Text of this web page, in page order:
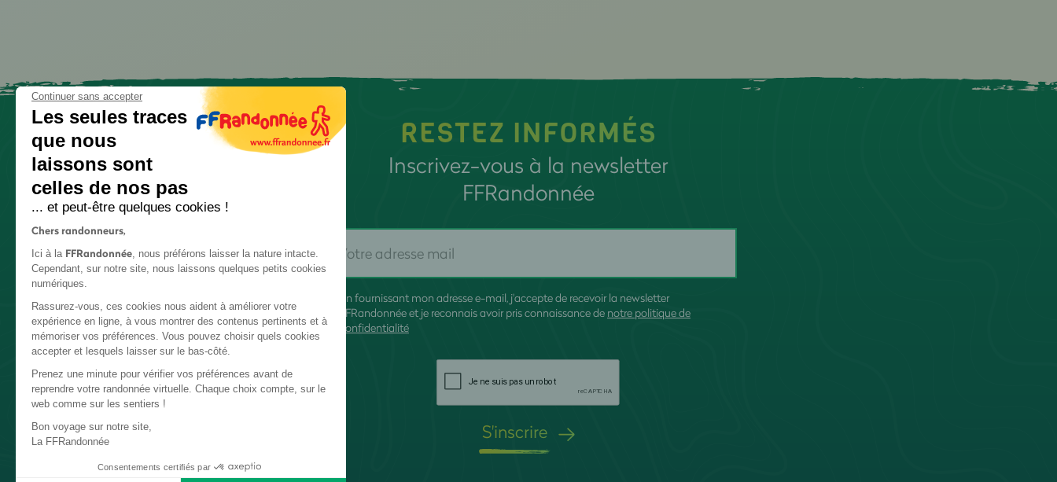
RESTEZ INFORMÉS
Inscrivez-vous à la newsletter
FFRandonnée
En fournissant mon adresse e-mail, j'accepte de recevoir la newsletter
FFRandonnée et je reconnais avoir pris connaissance de notre politique de
confidentialité
S'inscrire
Continuer sans accepter
Les seules traces
que nous
laissons sont
celles de nos pas
... et peut-être quelques cookies !
Chers randonneurs,
Ici à la FFRandonnée, nous préférons laisser la nature intacte.
Cependant, sur notre site, nous laissons quelques petits cookies
numériques.
Rassurez-vous, ces cookies nous aident à améliorer votre
expérience en ligne, à vous montrer des contenus pertinents et à
mémoriser vos préférences. Vous pouvez choisir quels cookies
accepter et lesquels laisser sur le bas-côté.
Prenez une minute pour vérifier vos préférences avant de
reprendre votre randonnée virtuelle. Chaque choix compte, sur le
web comme sur les sentiers !
Bon voyage sur notre site,
La FFRandonnée
Consentements certifiés par